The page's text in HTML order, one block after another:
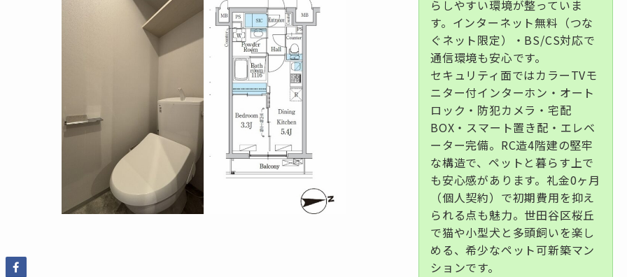
らしやすい環境が整っていま
す。インターネット無料（つな
ぐネット限定）・BS/CS対応で
通信環境も安心です。
セキュリティ面ではカラーTVモ
ニター付インターホン・オート
ロック・防犯カメラ・宅配
BOX・スマート置き配・エレベ
ーター完備。RC造4階建の堅牢
な構造で、ペットと暮らす上で
も安心感があります。礼金0ヶ月
（個人契約）で初期費用を抑え
られる点も魅力。世田谷区桜丘
で猫や小型犬と多頭飼いを楽し
める、希少なペット可新築マン
ションです。